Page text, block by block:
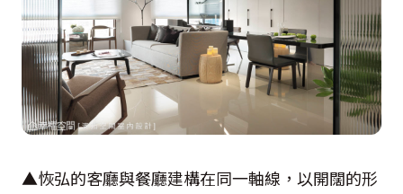
▲恢弘的客廳與餐廳建構在同一軸線，以開闊的形